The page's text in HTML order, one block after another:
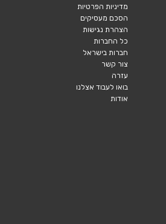
מדיניות הפרטיות
הסכם מעסיקים
הצהרת נגישות
כל החברות
חברות בישראל
צור קשר
עזרה
בואו לעבוד אצלנו
אודות